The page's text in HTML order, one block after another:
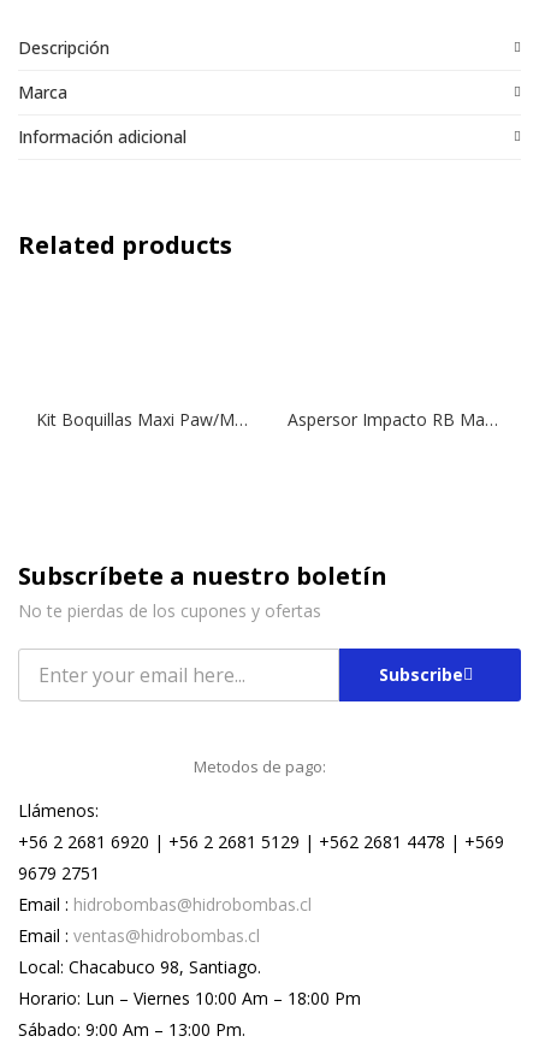
Descripción
Marca
Información adicional
Related products
Kit Boquillas Maxi Paw/Maxi Bird Aspersor Impacto RB Maxi Bird, Modelo 2045 1/2 2045
Subscríbete a nuestro boletín
No te pierdas de los cupones y ofertas
Subscribe
Metodos de pago:
Llámenos:
+56 2 2681 6920 | +56 2 2681 5129 | +562 2681 4478 | +569
9679 2751
Email : hidrobombas@hidrobombas.cl
Email : ventas@hidrobombas.cl
Local: Chacabuco 98, Santiago.
Horario: Lun – Viernes 10:00 Am – 18:00 Pm
Sábado: 9:00 Am – 13:00 Pm.